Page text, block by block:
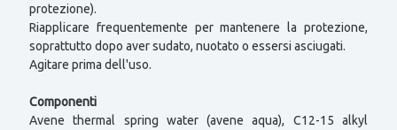
protezione).
Riapplicare frequentemente per mantenere la protezione,
soprattutto dopo aver sudato, nuotato o essersi asciugati.
Agitare prima dell'uso.
Componenti
Avene thermal spring water (avene aqua), C12-15 alkyl